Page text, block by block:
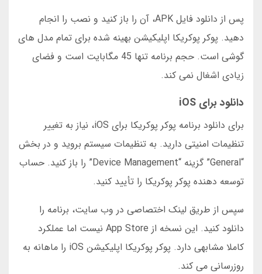
پس از دانلود فایل APK، آن را باز کنید و نصب را انجام
دهید. پوکر پوکریکا اپلیکیشن بهینه شده برای تمام مدل های
گوشی است. حجم برنامه تنها 45 مگابایت است و فضای
زیادی اشغال نمی کند.
دانلود برای iOS
برای دانلود برنامه پوکر پوکریکا برای iOS، نیاز به تغییر
تنظیمات امنیتی دارید. به تنظیمات سیستم بروید و در بخش
“General” گزینه “Device Management” را باز کنید. حساب
توسعه دهنده پوکر پوکریکا را تأیید کنید.
سپس از طریق لینک اختصاصی در وب سایت، برنامه را
دانلود کنید. این نسخه از App Store نیست اما عملکرد
کاملا مشابهی دارد. پوکر پوکریکا اپلیکیشن iOS را ماهانه به
روزرسانی می کند.